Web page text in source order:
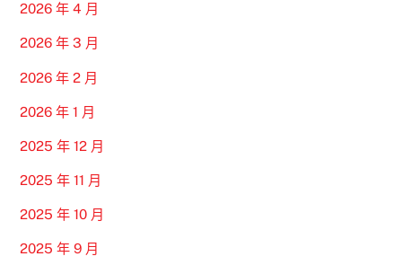
2026 年 4 月
2026 年 3 月
2026 年 2 月
2026 年 1 月
2025 年 12 月
2025 年 11 月
2025 年 10 月
2025 年 9 月